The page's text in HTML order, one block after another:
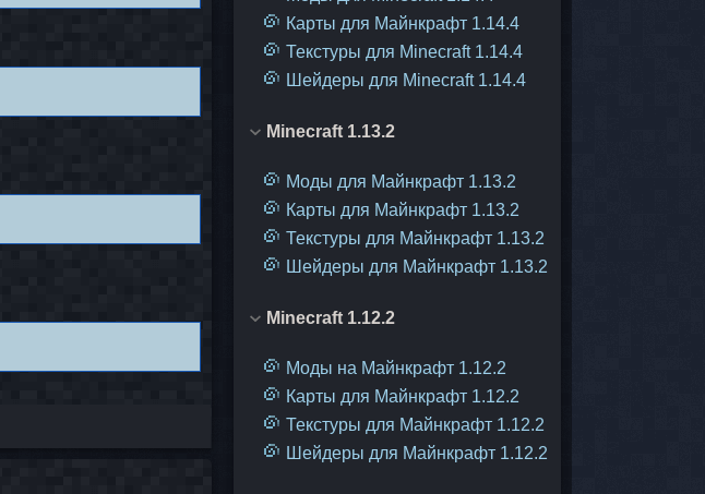
Карты для Майнкрафт 1.14.4
Текстуры для Minecraft 1.14.4
Шейдеры для Minecraft 1.14.4
Minecraft 1.13.2
Моды для Майнкрафт 1.13.2
Карты для Майнкрафт 1.13.2
Текстуры для Майнкрафт 1.13.2
Шейдеры для Майнкрафт 1.13.2
Minecraft 1.12.2
Моды на Майнкрафт 1.12.2
Карты для Майнкрафт 1.12.2
Текстуры для Майнкрафт 1.12.2
Шейдеры для Майнкрафт 1.12.2